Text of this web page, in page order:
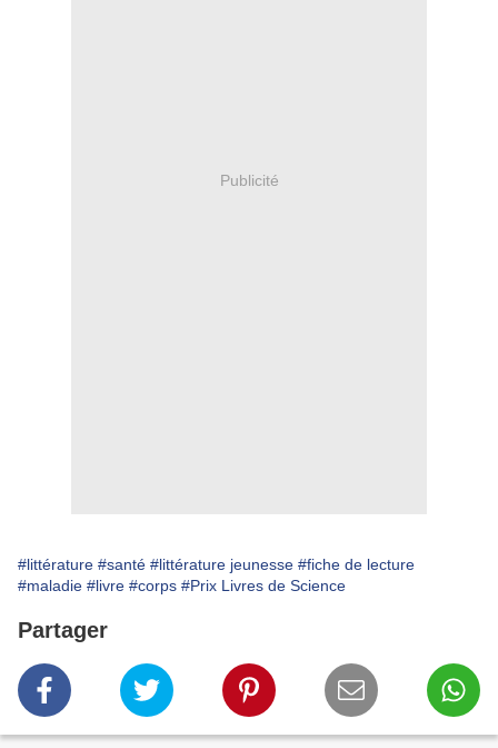
Publicité
#littérature #santé #littérature jeunesse #fiche de lecture
#maladie #livre #corps #Prix Livres de Science
Partager